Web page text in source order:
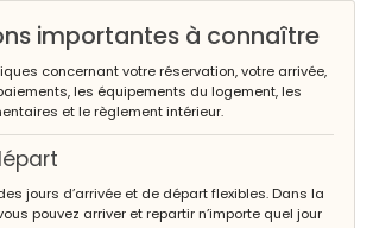
importantes à connaître
concernant votre réservation, votre arrivée,
les équipements du logement, les
et le règlement intérieur.
jours d’arrivée et de départ flexibles. Dans la
pouvez arriver et repartir n’importe quel jour